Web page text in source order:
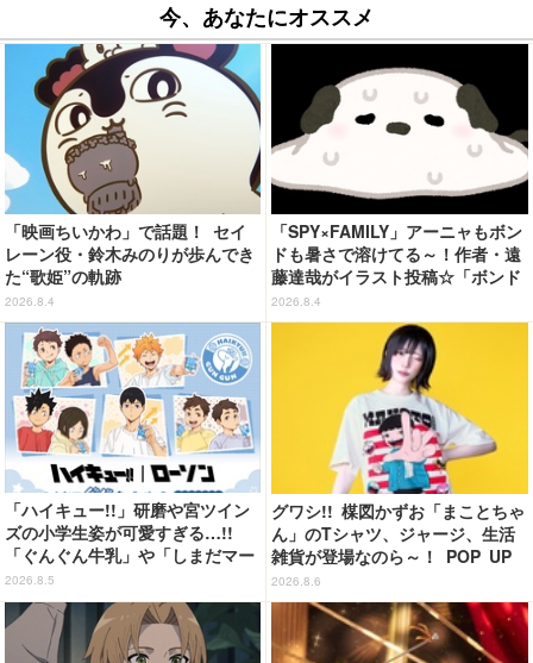
今、あなたにオススメ
「映画ちいかわ」で話題！ セイ
レーン役・鈴木みのりが歩んでき
た“歌姫”の軌跡
2026.8.4
「SPY×FAMILY」アーニャもボン
ドも暑さで溶けてる～！作者・遠
藤達哉がイラスト投稿☆「ボンド
の原型がw無くなってる」と話題
2026.8.4
「ハイキュー!!」研磨や宮ツイン
ズの小学生姿が可愛すぎる…!!
「ぐんぐん牛乳」や「しまだマー
ト」デザインのグッズも!? ロー
ソン限定グッズが登場！
2026.8.5
グワシ!! 楳図かずお「まことちゃ
ん」のTシャツ、ジャージ、生活
雑貨が登場なのら～！ POP UP
STORE in 墓場の画廊開催【8月
20日～】
2026.8.6